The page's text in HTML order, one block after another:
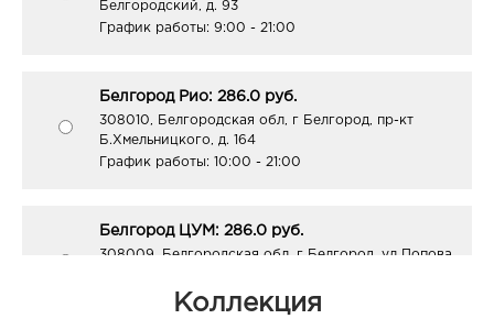
Белгородский, д. 93
График работы: 9:00 - 21:00
Белгород Рио: 286.0 руб.
308010, Белгородская обл, г Белгород, пр-кт
Б.Хмельницкого, д. 164
График работы: 10:00 - 21:00
Белгород ЦУМ: 286.0 руб.
308009, Белгородская обл, г Белгород, ул Попова,
График работы:10:00 - 20:00
Коллекция